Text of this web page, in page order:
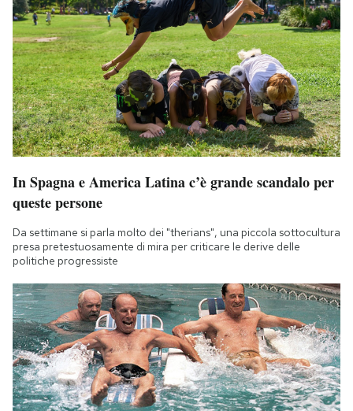
In Spagna e America Latina c’è grande scandalo per
queste persone
Da settimane si parla molto dei "therians", una piccola sottocultura
presa pretestuosamente di mira per criticare le derive delle
politiche progressiste